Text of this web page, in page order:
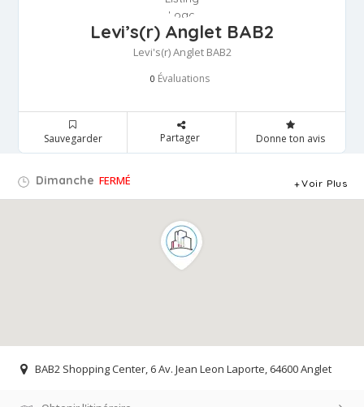
Levi’s(r) Anglet BAB2
Levi's(r) Anglet BAB2
0 Évaluations
Sauvegarder Partager Donne ton avis
Dimanche FERMÉ Voir Plus
BAB2 Shopping Center, 6 Av. Jean Leon Laporte, 64600 Anglet